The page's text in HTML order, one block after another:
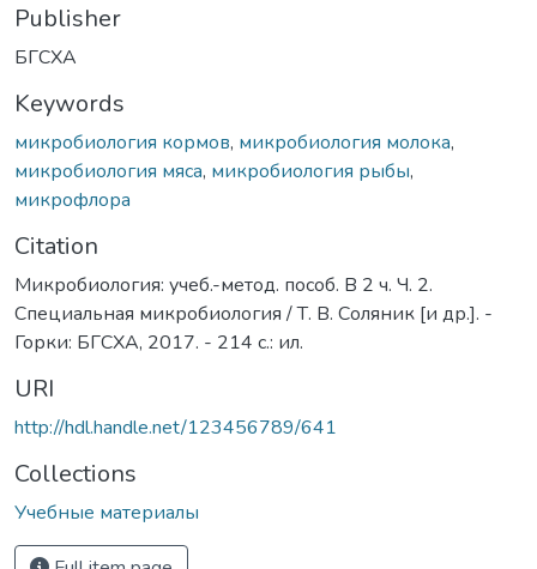
Publisher
БГСХА
Keywords
микробиология кормов, микробиология молока,
микробиология мяса, микробиология рыбы,
микрофлора
Citation
Микробиология: учеб.-метод. пособ. В 2 ч. Ч. 2.
Специальная микробиология / Т. В. Соляник [и др.]. -
Горки: БГСХА, 2017. - 214 с.: ил.
URI
http://hdl.handle.net/123456789/641
Collections
Учебные материалы